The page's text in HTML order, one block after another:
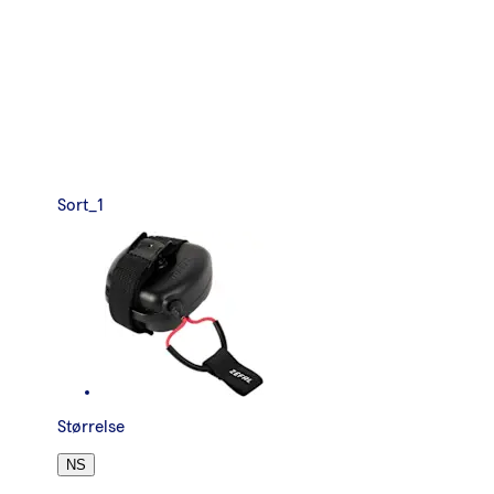
Sort_1
Størrelse
NS